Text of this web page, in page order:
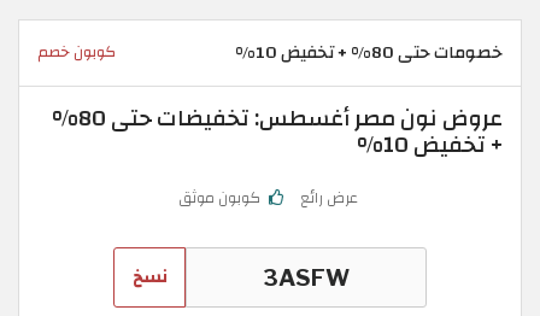
خصومات حتى 80% + تخفيض 10% كوبون خصم
عروض نون مصر أغسطس: تخفيضات حتى 80%
+ تخفيض 10%
عرض رائع كوبون موثق
نسخ